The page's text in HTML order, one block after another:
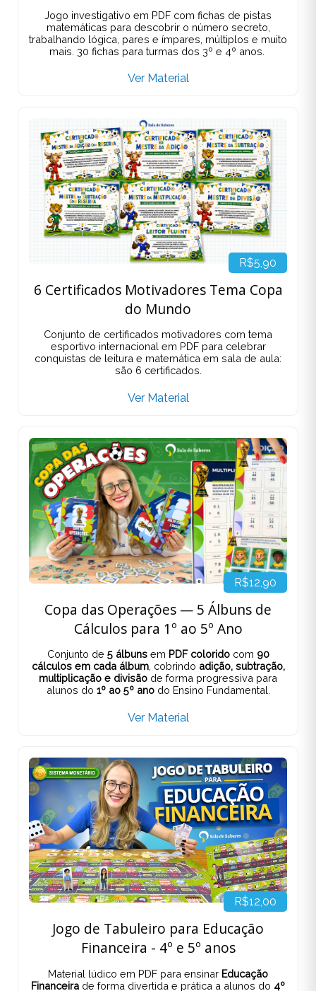
Jogo investigativo em PDF com fichas de pistas
matemáticas para descobrir o número secreto,
trabalhando lógica, pares e ímpares, múltiplos e muito
mais. 30 fichas para turmas dos 3º e 4º anos.
Ver Material
R$5,90
6 Certificados Motivadores Tema Copa
do Mundo
Conjunto de certificados motivadores com tema
esportivo internacional em PDF para celebrar
conquistas de leitura e matemática em sala de aula:
são 6 certificados.
Ver Material
R$12,90
Copa das Operações — 5 Álbuns de
Cálculos para 1º ao 5º Ano
Conjunto de 5 álbunsem PDF coloridocom 90
cálculos em cada álbum, cobrindo adição, subtração,
multiplicação e divisão de forma progressiva para
alunos do 1º ao 5º anodo Ensino Fundamental.
Ver Material
R$12,00
Jogo de Tabuleiro para Educação
Financeira - 4º e 5º anos
Material lúdico em PDF para ensinar Educação
Financeira de forma divertida e prática a alunos do 4º